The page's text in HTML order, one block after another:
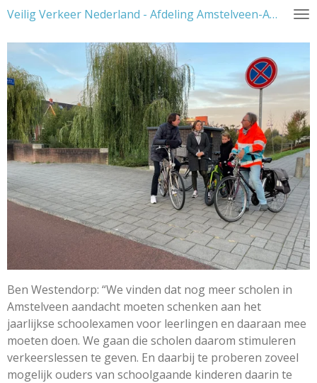
Ga
de
hoofdinhoud
Veilig Verkeer Nederland - Afdeling Amstelveen-Amstelland
Ben Westendorp: “We vinden dat nog meer scholen in
Amstelveen aandacht moeten schenken aan het
jaarlijkse schoolexamen voor leerlingen en daaraan mee
moeten doen. We gaan die scholen daarom stimuleren
verkeerslessen te geven. En daarbij te proberen zoveel
mogelijk ouders van schoolgaande kinderen daarin te